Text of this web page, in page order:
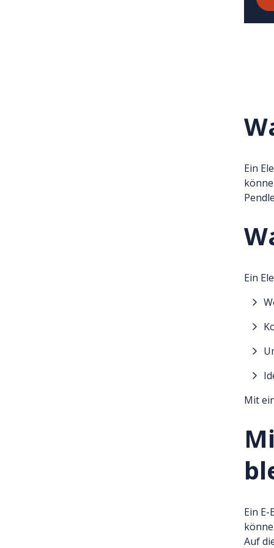
Ein
Ein
Mit
Ein
Auf